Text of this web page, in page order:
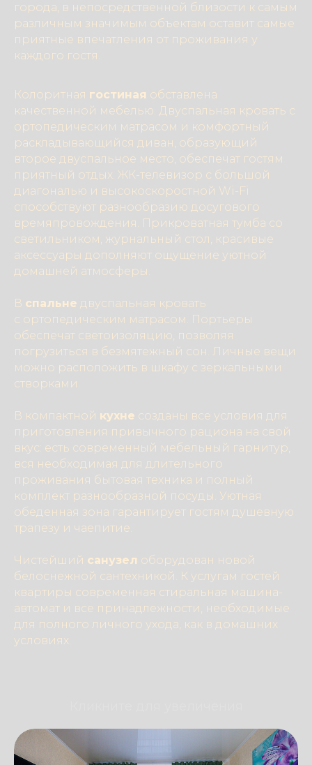
города, в непосредственной близости к самым
различным значимым объектам оставит самые
приятные впечатления от проживания у
каждого гостя.
Колоритная гостиная обставлена
качественной мебелью. Двуспальная кровать с
ортопедическим матрасом и комфортный
раскладывающийся диван, образующий
второе двуспальное место, обеспечат гостям
приятный отдых. ЖК-телевизор с большой
диагональю и высокоскоростной Wi-Fi
способствуют разнообразию досугового
времяпровождения. Прикроватная тумба со
светильником, журнальный стол, красивые
аксессуары дополняют ощущение уютной
домашней атмосферы.
В спальне двуспальная кровать
с ортопедическим матрасом. Портьеры
обеспечат светоизоляцию, позволяя
погрузиться в безмятежный сон. Личные вещи
можно расположить в шкафу с зеркальными
створками.
В компактной кухне созданы все условия для
приготовления привычного рациона на свой
вкус: есть современный мебельный гарнитур,
вся необходимая для длительного
проживания бытовая техника и полный
комплект разнообразной посуды. Уютная
обеденная зона гарантирует гостям душевную
трапезу и чаепитие.
Чистейший санузел оборудован новой
белоснежной сантехникой. К услугам гостей
квартиры современная стиральная машина-
автомат и все принадлежности, необходимые
для полного личного ухода, как в домашних
условиях.